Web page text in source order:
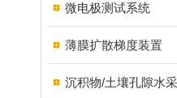
微电极测试系统
薄膜扩散梯度装置
沉积物/土壤孔隙水